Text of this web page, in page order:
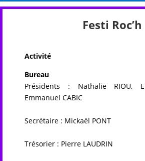
Festi Roc’h
Activité
Bureau
Présidents : Nathalie RIOU,
Emmanuel CABIC
Secrétaire : Mickaël PONT
Trésorier : Pierre LAUDRIN